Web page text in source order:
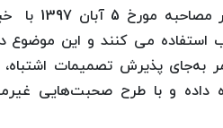
استفاده می کنند و این موضوع
به‌جای پذیرش تصمیمات
داده و با طرح صحبت‌هایی